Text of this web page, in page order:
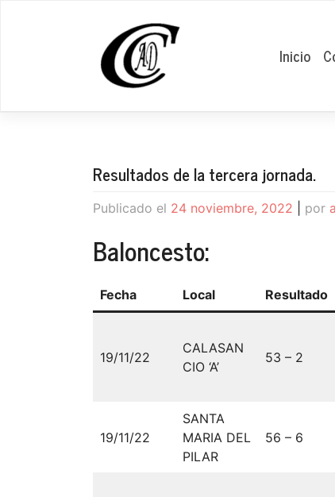
Inicio
Resultados de la tercera jornada.
Publicado el 24 noviembre, 2022 por
Baloncesto:
Fecha Local Resultado
19/11/22
CALASAN
CIO ‘A’
53 – 2
19/11/22
SANTA
MARIA DEL
PILAR
56 – 6